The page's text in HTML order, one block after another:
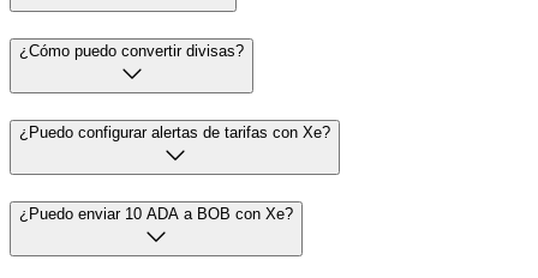
¿Cómo puedo convertir divisas?
¿Puedo configurar alertas de tarifas con Xe?
¿Puedo enviar 10 ADA a BOB con Xe?